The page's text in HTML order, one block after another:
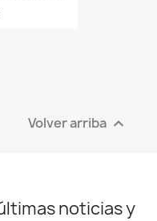
Volver arriba 
noticias y